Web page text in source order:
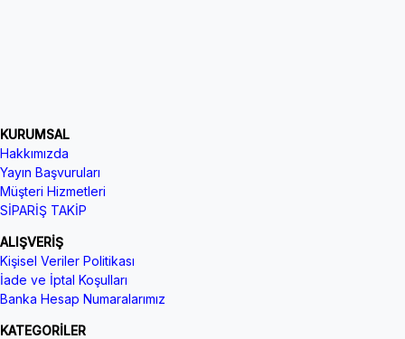
KURUMSAL
Hakkımızda
Yayın Başvuruları
Müşteri Hizmetleri
SİPARİŞ TAKİP
ALIŞVERİŞ
Kişisel Veriler Politikası
İade ve İptal Koşulları
Banka Hesap Numaralarımız
KATEGORİLER